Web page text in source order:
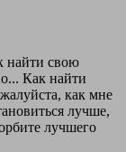
найти свою
Как найти
как мне
лучше,
лучшего